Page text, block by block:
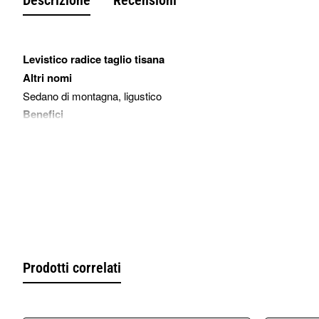
Levistico radice taglio tisana
Altri nomi
Sedano di montagna, ligustico
Benefici
Confezione da 200 grammi
Ingredienti: levistico radice secca taglio tisana, 100% naturale
Prodotti correlati